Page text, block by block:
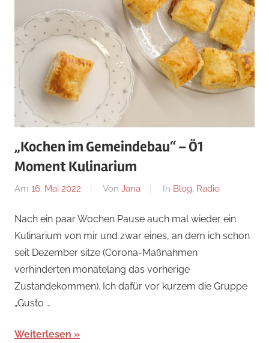
„Kochen im Gemeindebau“ – Ö1
Moment Kulinarium
Am 16. Mai 2022 Von Jana In Blog, Radio
Nach ein paar Wochen Pause auch mal wieder ein
Kulinarium von mir und zwar eines, an dem ich schon
seit Dezember sitze (Corona-Maßnahmen
verhinderten monatelang das vorherige
Zustandekommen). Ich dafür vor kurzem die Gruppe
„Gusto …
Weiterlesen